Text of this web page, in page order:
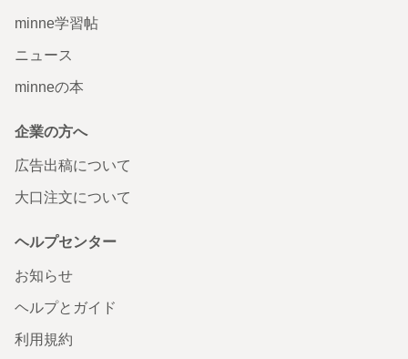
minne学習帖
ニュース
minneの本
企業の方へ
広告出稿について
大口注文について
ヘルプセンター
お知らせ
ヘルプとガイド
利用規約